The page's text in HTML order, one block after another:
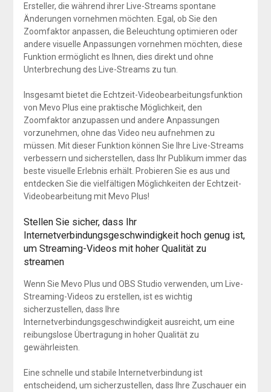
Ersteller, die während ihrer Live-Streams spontane
Änderungen vornehmen möchten. Egal, ob Sie den
Zoomfaktor anpassen, die Beleuchtung optimieren oder
andere visuelle Anpassungen vornehmen möchten, diese
Funktion ermöglicht es Ihnen, dies direkt und ohne
Unterbrechung des Live-Streams zu tun.
Insgesamt bietet die Echtzeit-Videobearbeitungsfunktion
von Mevo Plus eine praktische Möglichkeit, den
Zoomfaktor anzupassen und andere Anpassungen
vorzunehmen, ohne das Video neu aufnehmen zu
müssen. Mit dieser Funktion können Sie Ihre Live-Streams
verbessern und sicherstellen, dass Ihr Publikum immer das
beste visuelle Erlebnis erhält. Probieren Sie es aus und
entdecken Sie die vielfältigen Möglichkeiten der Echtzeit-
Videobearbeitung mit Mevo Plus!
Stellen Sie sicher, dass Ihr
Internetverbindungsgeschwindigkeit hoch genug ist,
um Streaming-Videos mit hoher Qualität zu
streamen
Wenn Sie Mevo Plus und OBS Studio verwenden, um Live-
Streaming-Videos zu erstellen, ist es wichtig
sicherzustellen, dass Ihre
Internetverbindungsgeschwindigkeit ausreicht, um eine
reibungslose Übertragung in hoher Qualität zu
gewährleisten.
Eine schnelle und stabile Internetverbindung ist
entscheidend, um sicherzustellen, dass Ihre Zuschauer ein